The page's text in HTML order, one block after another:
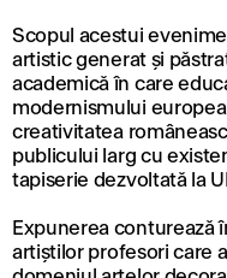
Scopul acestui
artistic generat și
academică în care
modernismului
creativitatea
publicului larg cu
tapiserie dezvoltată la
Expunerea conturează
artiștilor profesori care